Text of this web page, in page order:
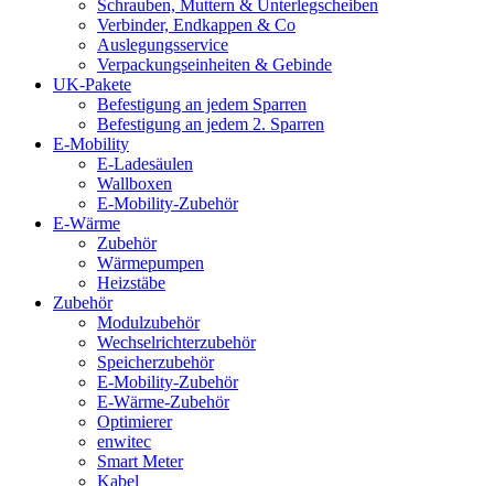
Schrauben, Muttern & Unterlegscheiben
Verbinder, Endkappen & Co
Auslegungsservice
Verpackungseinheiten & Gebinde
UK-Pakete
Befestigung an jedem Sparren
Befestigung an jedem 2. Sparren
E-Mobility
E-Ladesäulen
Wallboxen
E-Mobility-Zubehör
E-Wärme
Zubehör
Wärmepumpen
Heizstäbe
Zubehör
Modulzubehör
Wechselrichterzubehör
Speicherzubehör
E-Mobility-Zubehör
E-Wärme-Zubehör
Optimierer
enwitec
Smart Meter
Kabel